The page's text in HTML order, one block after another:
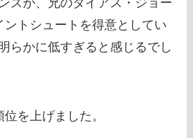
ントシュートを得意としてい
らかに低すぎると感じるでし
を上げました。